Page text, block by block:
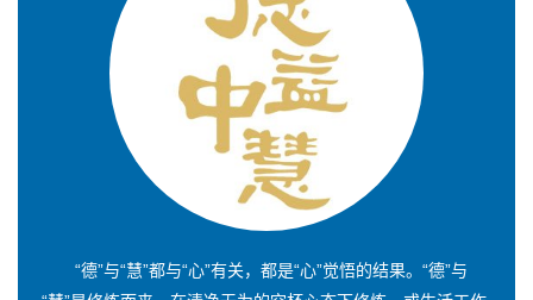
“德”与“慧”都与“心”有关，都是“心”觉悟的结果。“德”与